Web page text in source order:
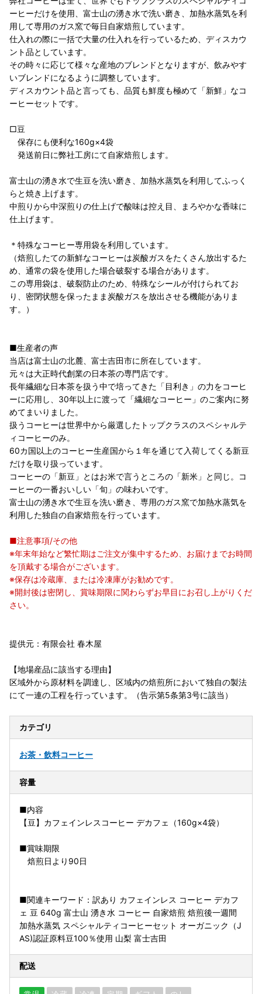
ーヒーだけを使用、富士山の湧き水で洗い磨き、加熱水蒸気を利
用して専用のガス窯で毎日自家焙煎しています。
仕入れの際に一括で大量の仕入れを行っているため、ディスカウ
ント品としています。
その時々に応じて様々な産地のブレンドとなりますが、飲みやす
いブレンドになるように調整しています。
ディスカウント品と言っても、品質も鮮度も極めて「新鮮」なコ
ーヒーセットです。
□豆
保存にも便利な160g×4袋
発送前日に弊社工房にて自家焙煎します。
富士山の湧き水で生豆を洗い磨き、加熱水蒸気を利用してふっく
らと焼き上げます。
中煎りから中深煎りの仕上げで酸味は控え目、まろやかな香味に
仕上げます。
＊特殊なコーヒー専用袋を利用しています。
（焙煎したての新鮮なコーヒーは炭酸ガスをたくさん放出するた
め、通常の袋を使用した場合破裂する場合があります。
この専用袋は、破裂防止のため、特殊なシールが付けられてお
り、密閉状態を保ったまま炭酸ガスを放出させる機能がありま
す。）
■生産者の声
当店は富士山の北麓、富士吉田市に所在しています。
元々は大正時代創業の日本茶の専門店です。
長年繊細な日本茶を扱う中で培ってきた「目利き」の力をコーヒ
ーに応用し、30年以上に渡って「繊細なコーヒー」のご案内に努
めてまいりました。
扱うコーヒーは世界中から厳選したトップクラスのスペシャルテ
ィコーヒーのみ。
60カ国以上のコーヒー生産国から１年を通じて入荷してくる新豆
だけを取り扱っています。
コーヒーの「新豆」とはお米で言うところの「新米」と同じ。コ
ーヒーの一番おいしい「旬」の味わいです。
富士山の湧き水で生豆を洗い磨き、専用のガス窯で加熱水蒸気を
利用した独自の自家焙煎を行っています。
■注意事項/その他
※年末年始など繁忙期はご注文が集中するため、お届けまでお時間
を頂戴する場合がございます。
※保存は冷蔵庫、または冷凍庫がお勧めです。
※開封後は密閉し、賞味期限に関わらずお早目にお召し上がりくだ
さい。
提供元：有限会社 春木屋
【地場産品に該当する理由】
区域外から原材料を調達し、区域内の焙煎所において独自の製法
にて一連の工程を行っています。（告示第5条第3号に該当）
カテゴリ
お茶・飲料コーヒー
容量
■内容
【豆】カフェインレスコーヒー デカフェ（160g×4袋）
■賞味期限
焙煎日より90日
■関連キーワード：訳あり カフェインレス コーヒー デカフ
ェ 豆 640g 富士山 湧き水 コーヒー 自家焙煎 焙煎後一週間
加熱水蒸気 スペシャルティコーヒーセット オーガニック（J
AS)認証原料豆100％使用 山梨 富士吉田
配送